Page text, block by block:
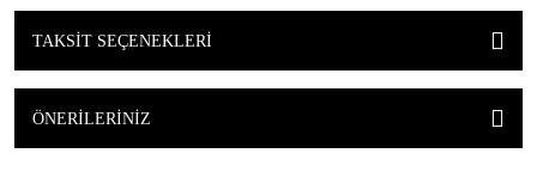
TAKSIT SEÇENEKLERI
ÖNERILERINIZ